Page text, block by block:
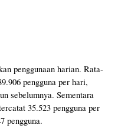
penggunaan harian. Rata-
pengguna per hari,
sebelumnya. Sementara
35.523 pengguna per
pengguna.